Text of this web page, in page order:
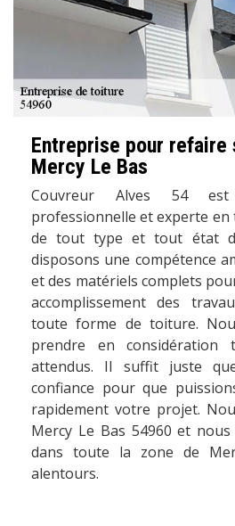
Entreprise pour refaire
Mercy Le Bas
Couvreur Alves 54
professionnelle et experte en
de tout type et tout état
disposons une compétence
et des matériels complets
accomplissement des
toute forme de toiture.
prendre en considération
attendus. Il suffit juste
confiance pour que
rapidement votre projet.
Mercy Le Bas 54960 et
dans toute la zone de
alentours.